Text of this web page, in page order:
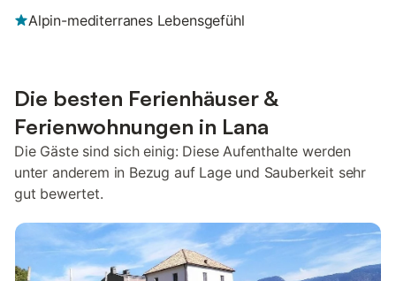
Alpin-mediterranes Lebensgefühl
Die besten Ferienhäuser &
Ferienwohnungen in Lana
Die Gäste sind sich einig: Diese Aufenthalte werden
unter anderem in Bezug auf Lage und Sauberkeit sehr
gut bewertet.